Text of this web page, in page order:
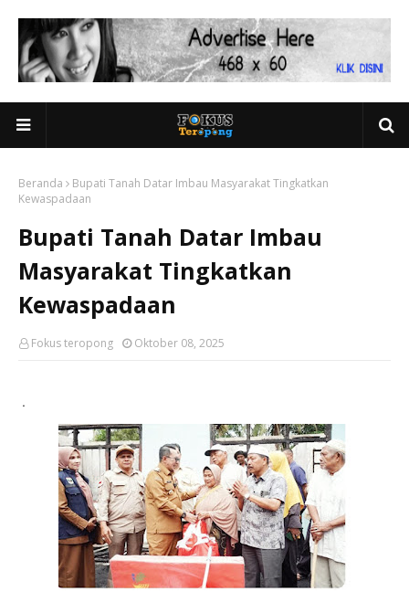
Beranda
Bupati Tanah Datar Imbau Masyarakat Tingkatkan
Kewaspadaan
Bupati Tanah Datar Imbau
Masyarakat Tingkatkan
Kewaspadaan
Fokus teropong Oktober 08, 2025
.